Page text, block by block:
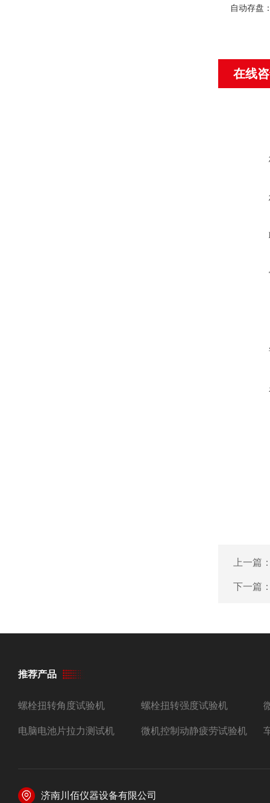
自动存盘
在线
上一篇
下一篇
推荐产品
螺栓扭转角度试验机 螺栓扭转强度试验机
电脑电池片拉力测试机 微机控制动静疲劳试验机
济南川佰仪器设备有限公司